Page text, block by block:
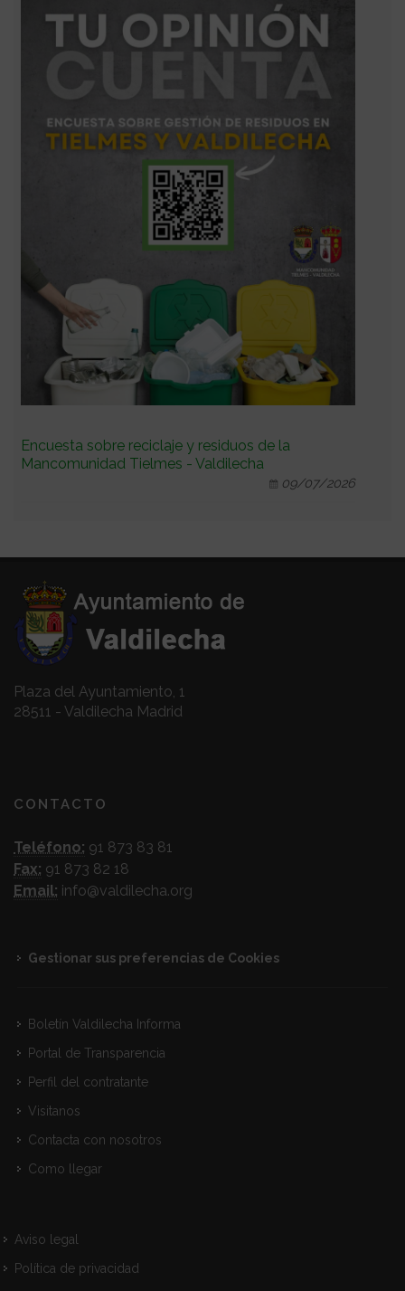
Encuesta sobre reciclaje y residuos de la
Mancomunidad Tielmes - Valdilecha
09/07/2026
Plaza del Ayuntamiento, 1
28511 - Valdilecha Madrid
CONTACTO
Teléfono: 91 873 83 81
Fax: 91 873 82 18
Email: info@valdilecha.org
Gestionar sus preferencias de Cookies
Boletín Valdilecha Informa
Portal de Transparencia
Perfil del contratante
Visitanos
Contacta con nosotros
Como llegar
Aviso legal
Política de privacidad